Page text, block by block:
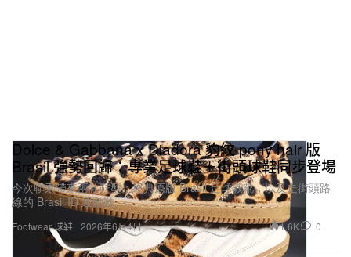
Footwear 球鞋
Dolce & Gabbana x Diadora 豹紋 pony hair 版
Brasil 強勢回歸：專業足球鞋＋街頭球鞋同步登場
今次聯乘帶來兩款鞋型：經典原版 Brasil 足球戰靴，以及走街頭路
線的 Brasil ID 運動鞋。
2026年6月4日 1.6K 0